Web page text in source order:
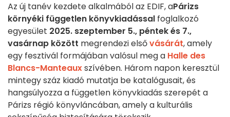
Az új tanév kezdete alkalmából az EDIF, aPárizs
környéki független könyvkiadással foglalkozó
egyesület 2025. szeptember 5., péntek és 7.,
vasárnap között megrendezi elsővásárát, amely
egy fesztivál formájában valósul meg a Halle des
Blancs-Manteauxszívében. Három napon keresztül
mintegy száz kiadó mutatja be katalógusait, és
hangsúlyozza a független könyvkiadás szerepét a
Párizs régió könyvláncában, amely a kulturális